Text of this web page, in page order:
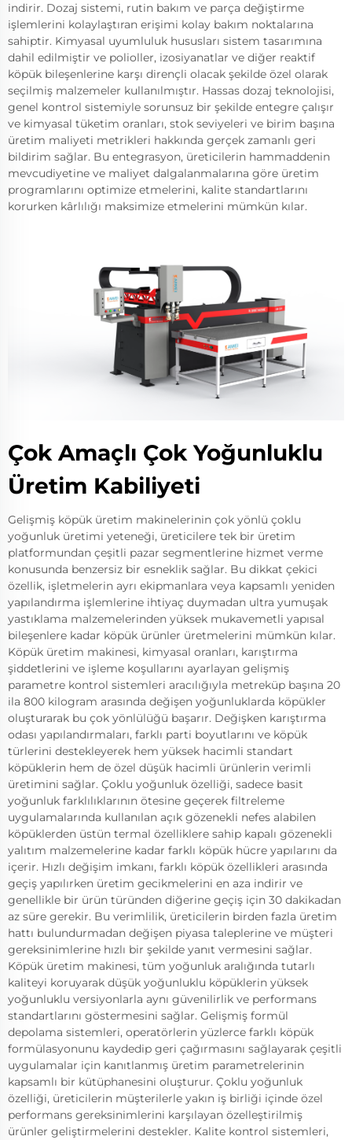
indirir. Dozaj sistemi, rutin bakım ve parça değiştirme
işlemlerini kolaylaştıran erişimi kolay bakım noktalarına
sahiptir. Kimyasal uyumluluk hususları sistem tasarımına
dahil edilmiştir ve polioller, izosiyanatlar ve diğer reaktif
köpük bileşenlerine karşı dirençli olacak şekilde özel olarak
seçilmiş malzemeler kullanılmıştır. Hassas dozaj teknolojisi,
genel kontrol sistemiyle sorunsuz bir şekilde entegre çalışır
ve kimyasal tüketim oranları, stok seviyeleri ve birim başına
üretim maliyeti metrikleri hakkında gerçek zamanlı geri
bildirim sağlar. Bu entegrasyon, üreticilerin hammaddenin
mevcudiyetine ve maliyet dalgalanmalarına göre üretim
programlarını optimize etmelerini, kalite standartlarını
korurken kârlılığı maksimize etmelerini mümkün kılar.
Çok Amaçlı Çok Yoğunluklu
Üretim Kabiliyeti
Gelişmiş köpük üretim makinelerinin çok yönlü çoklu
yoğunluk üretimi yeteneği, üreticilere tek bir üretim
platformundan çeşitli pazar segmentlerine hizmet verme
konusunda benzersiz bir esneklik sağlar. Bu dikkat çekici
özellik, işletmelerin ayrı ekipmanlara veya kapsamlı yeniden
yapılandırma işlemlerine ihtiyaç duymadan ultra yumuşak
yastıklama malzemelerinden yüksek mukavemetli yapısal
bileşenlere kadar köpük ürünler üretmelerini mümkün kılar.
Köpük üretim makinesi, kimyasal oranları, karıştırma
şiddetlerini ve işleme koşullarını ayarlayan gelişmiş
parametre kontrol sistemleri aracılığıyla metreküp başına 20
ila 800 kilogram arasında değişen yoğunluklarda köpükler
oluşturarak bu çok yönlülüğü başarır. Değişken karıştırma
odası yapılandırmaları, farklı parti boyutlarını ve köpük
türlerini destekleyerek hem yüksek hacimli standart
köpüklerin hem de özel düşük hacimli ürünlerin verimli
üretimini sağlar. Çoklu yoğunluk özelliği, sadece basit
yoğunluk farklılıklarının ötesine geçerek filtreleme
uygulamalarında kullanılan açık gözenekli nefes alabilen
köpüklerden üstün termal özelliklere sahip kapalı gözenekli
yalıtım malzemelerine kadar farklı köpük hücre yapılarını da
içerir. Hızlı değişim imkanı, farklı köpük özellikleri arasında
geçiş yapılırken üretim gecikmelerini en aza indirir ve
genellikle bir ürün türünden diğerine geçiş için 30 dakikadan
az süre gerekir. Bu verimlilik, üreticilerin birden fazla üretim
hattı bulundurmadan değişen piyasa taleplerine ve müşteri
gereksinimlerine hızlı bir şekilde yanıt vermesini sağlar.
Köpük üretim makinesi, tüm yoğunluk aralığında tutarlı
kaliteyi koruyarak düşük yoğunluklu köpüklerin yüksek
yoğunluklu versiyonlarla aynı güvenilirlik ve performans
standartlarını göstermesini sağlar. Gelişmiş formül
depolama sistemleri, operatörlerin yüzlerce farklı köpük
formülasyonunu kaydedip geri çağırmasını sağlayarak çeşitli
uygulamalar için kanıtlanmış üretim parametrelerinin
kapsamlı bir kütüphanesini oluşturur. Çoklu yoğunluk
özelliği, üreticilerin müşterilerle yakın iş birliği içinde özel
performans gereksinimlerini karşılayan özelleştirilmiş
ürünler geliştirmelerini destekler. Kalite kontrol sistemleri,